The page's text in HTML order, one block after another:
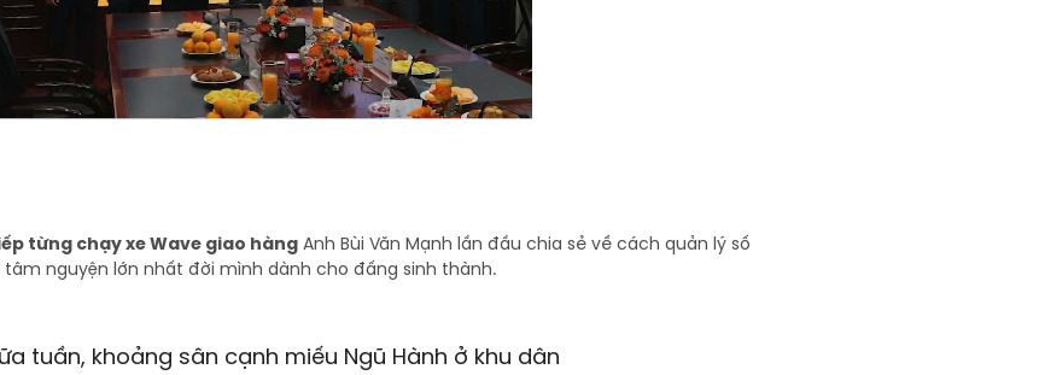
từng chạy xe Wave giao hàng Anh Bùi Văn Mạnh lần đầu chia sẻ về cách quản lý số
nguyện lớn nhất đời mình dành cho đấng sinh thành.
tuần, khoảng sân cạnh miếu Ngũ Hành ở khu dân